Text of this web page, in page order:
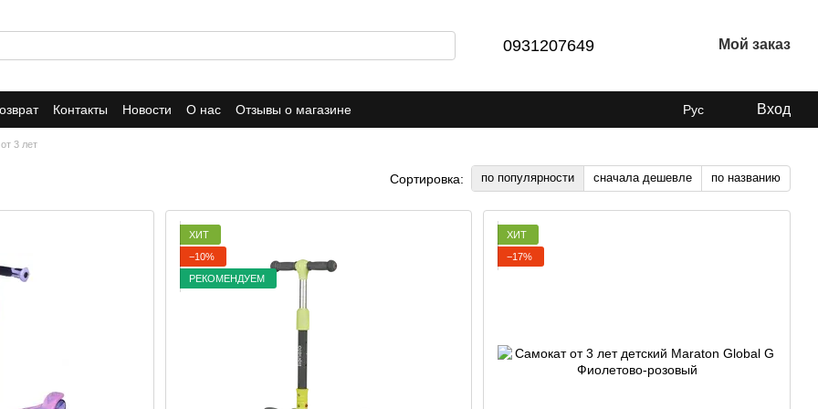
0931207649 Мой заказ
Контакты Новости О нас Отзывы о магазине Рус Вход
3 лет
Сортировка: по популярности сначала дешевле по названию
ХИТ
−10%
РЕКОМЕНДУЕМ
ХИТ
−17%